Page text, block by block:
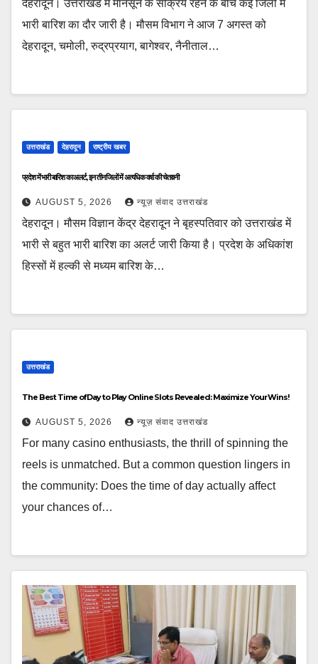
देहरादून। उत्तराखंड में मानसून के सक्रिय रहने के बीच कई जिलों में
भारी बारिश का दौर जारी है। मौसम विभाग ने आज 7 अगस्त को
देहरादून, चमोली, रुद्रप्रयाग, बागेश्वर, नैनीताल…
उत्तराखंड देहरादून राष्ट्रीय खबर
प्रदेश में भारी बारिश का अलर्ट, इन तीन जिलों में अत्यधिक वर्षा की चेतावनी
AUGUST 5, 2026 न्यूज़ संवाद उत्तराखंड
देहरादून। मौसम विज्ञान केंद्र देहरादून ने बृहस्पतिवार को उत्तराखंड में
भारी से बहुत भारी बारिश का अलर्ट जारी किया है। प्रदेश के अधिकांश
हिस्सों में हल्की से मध्यम बारिश के…
उत्तराखंड
The Best Time of Day to Play Online Slots Revealed: Maximize Your Wins!
AUGUST 5, 2026 न्यूज़ संवाद उत्तराखंड
For many casino enthusiasts, the thrill of spinning the
reels is unmatched. But a common question lingers in
the community: Does the time of day actually affect
your chances of…